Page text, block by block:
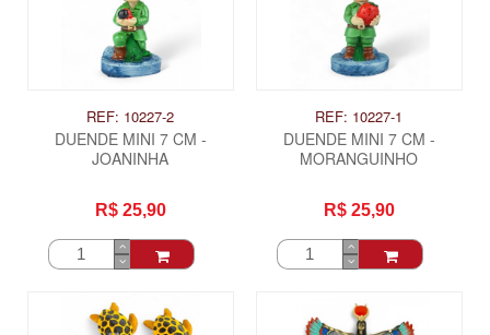
REF: 10227-2
DUENDE MINI 7 CM -
JOANINHA
R$ 25,90
REF: 10227-1
DUENDE MINI 7 CM -
MORANGUINHO
R$ 25,90